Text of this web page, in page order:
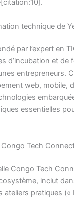
technique de
par l’expert en
d’incubation et de
entrepreneurs.
web, mobile,
essentielles
Tech
Congo Tech
inclut
ateliers pratiques («